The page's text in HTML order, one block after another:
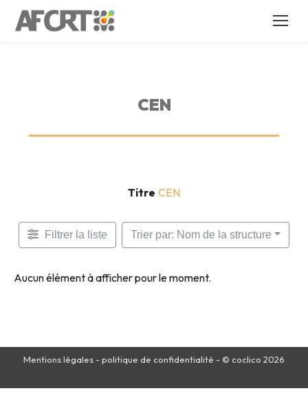
CEN
Titre CEN
Filtrer la liste Trier par: Nom de la structure
Aucun élément à afficher pour le moment.
Mentions légales - politique de confidentialité - © coclico 2026